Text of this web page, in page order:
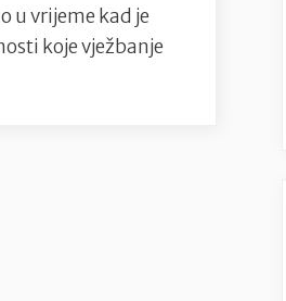
u vrijeme kad je
koje vježbanje